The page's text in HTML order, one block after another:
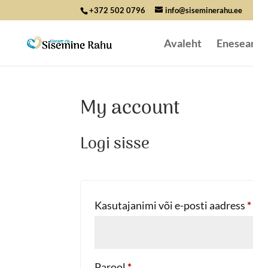
+372 502 0796 info@siseminerahu.ee
Avaleht
My account
Logi sisse
Kasutajanimi või e-posti aadress*